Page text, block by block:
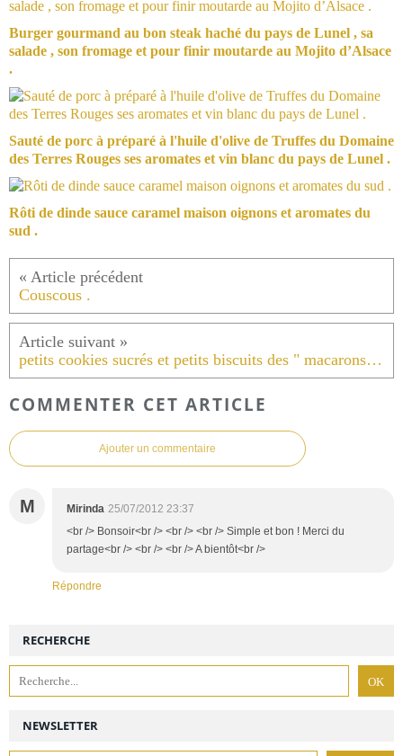
Burger gourmand au bon steak haché du pays de Lunel , sa
salade , son fromage et pour finir moutarde au Mojito d’Alsace
.
Sauté de porc à préparé à l'huile d'olive de Truffes du Domaine
des Terres Rouges ses aromates et vin blanc du pays de Lunel .
Rôti de dinde sauce caramel maison oignons et aromates du
sud .
Couscous .
petits cookies sucrés et petits biscuits des " macarons de marie"
COMMENTER CET ARTICLE
Ajouter un commentaire
M Mirinda 25/07/2012 23:37
<br /> Bonsoir<br /> <br /> <br /> Simple et bon ! Merci du
partage<br /> <br /> <br /> A bientôt<br />
Répondre
NEWSLETTER
RECHERCHE